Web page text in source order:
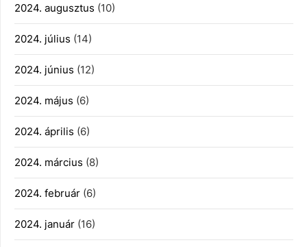
2024. augusztus (10)
2024. július (14)
2024. június (12)
2024. május (6)
2024. április (6)
2024. március (8)
2024. február (6)
2024. január (16)